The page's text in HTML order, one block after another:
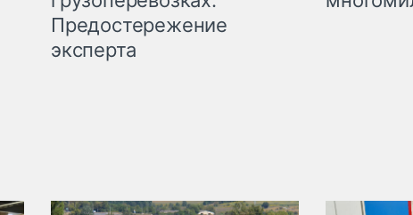
Предостережение
эксперта